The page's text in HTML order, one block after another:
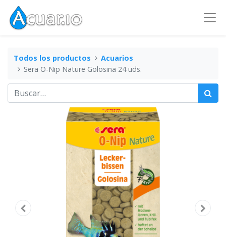
Todos los productos
Acuarios
Sera O-Nip Nature Golosina 24 uds.